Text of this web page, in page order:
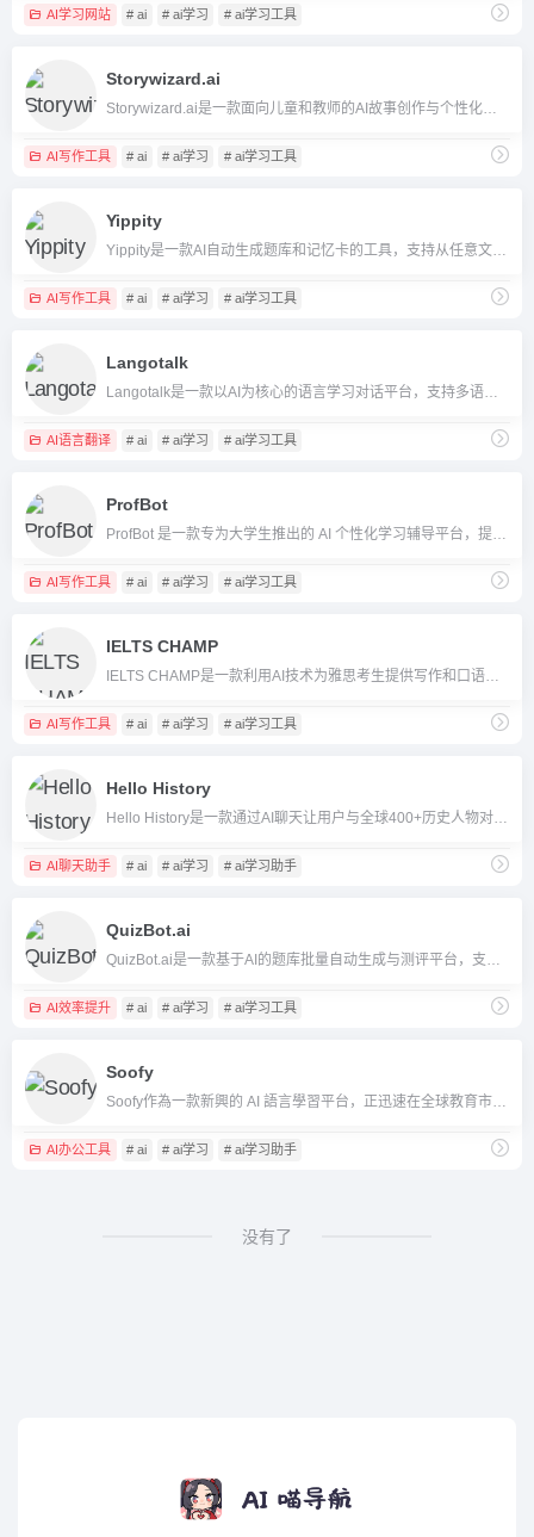
AI学习网站 # ai # ai学习 # ai学习工具
Storywizard.ai
AI写作工具 # ai # ai学习 # ai学习工具
Yippity
AI写作工具 # ai # ai学习 # ai学习工具
Langotalk
AI语言翻译 # ai # ai学习 # ai学习工具
ProfBot
AI写作工具 # ai # ai学习 # ai学习工具
IELTS CHAMP
AI写作工具 # ai # ai学习 # ai学习工具
Hello History
AI聊天助手 # ai # ai学习 # ai学习助手
QuizBot.ai
AI效率提升 # ai # ai学习 # ai学习工具
Soofy
AI办公工具 # ai # ai学习 # ai学习助手
没有了